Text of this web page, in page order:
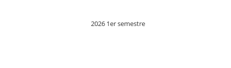
2026 1er semestre